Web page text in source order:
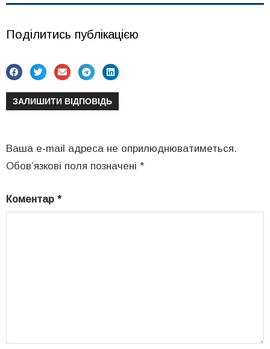
Поділитись публікацією
ЗАЛИШИТИ ВІДПОВІДЬ
Ваша e-mail адреса не оприлюднюватиметься.
Обов’язкові поля позначені *
Коментар *